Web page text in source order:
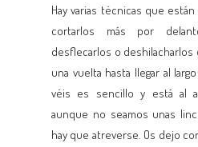
Hay varias técnicas que
cortarlos más por
desflecarlos o
una vuelta hasta llegar al
véis es sencillo y está al
aunque no seamos unas
hay que atreverse. Os dejo